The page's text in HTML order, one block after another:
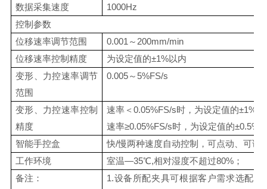
数据采集速度
1000Hz
控制参数
位移速率调节范围
0.001～200mm/min
位移速率控制精度
为设定值的±1%以内
变形、力控速率调节
范围
0.005～5%FS/s
变形、力控速率控制
精度
速率＜0.05%FS/s时，为设定值的±1%以
速率≥0.05%FS/s时，为设定值的±0.5%
智能手控盒
快/慢两种速度自动控制，可点动、可试
工作环境
室温—35℃,相对湿度不超过80%；
备注：
1.设备所配夹具可根据客户需求选配